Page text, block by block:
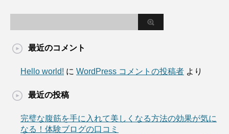
最近のコメント
Hello world! に WordPress コメントの投稿者 より
最近の投稿
完璧な腹筋を手に入れて美しくなる方法の効果が気に
なる！体験ブログの口コミ